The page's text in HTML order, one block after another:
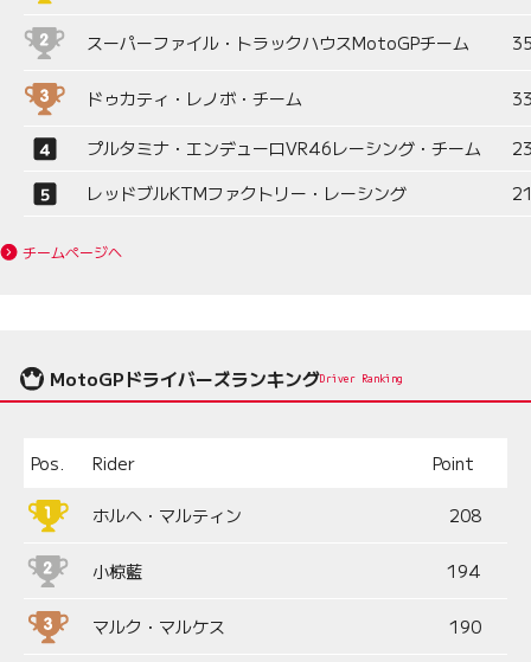
スーパーファイル・トラックハウスMotoGPチーム
ドゥカティ・レノボ・チーム
プルタミナ・エンデューロVR46レーシング・チーム
レッドブルKTMファクトリー・レーシング
チームページへ
MotoGPドライバーズランキングDriver Ranking
Pos. Rider Point
ホルヘ・マルティン 208
小椋藍 194
マルク・マルケス 190